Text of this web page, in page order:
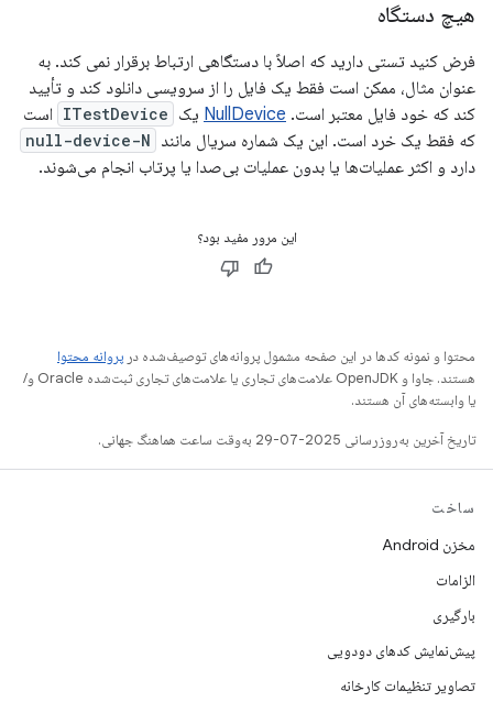
هیچ دستگاه
فرض کنید تستی دارید که اصلاً با دستگاهی ارتباط برقرار نمی کند. به
عنوان مثال، ممکن است فقط یک فایل را از سرویسی دانلود کند و تأیید
کند که خود فایل معتبر است. NullDevice یک ITestDevice است
که فقط یک خرد است. این یک شماره سریال مانند null-device-N
دارد و اکثر عملیات‌ها یا بدون عملیات بی‌صدا یا پرتاب انجام می‌شوند.
این مرور مفید بود؟
محتوا و نمونه کدها در این صفحه مشمول پروانه‌های توصیف‌شده در پروانه محتوا
هستند. جاوا و OpenJDK علامت‌های تجاری یا علامت‌های تجاری ثبت‌شده Oracle و/
یا وابسته‌های آن هستند.
تاریخ آخرین به‌روزرسانی 2025-07-29 به‌وقت ساعت هماهنگ جهانی.
ساخت
مخزن Android
الزامات
بارگیری
پیش‌نمایش کدهای دودویی
تصاویر تنظیمات کارخانه